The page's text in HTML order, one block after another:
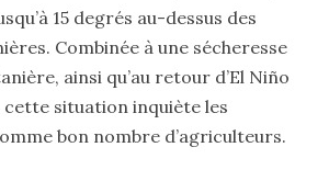
15 degrés au-dessus des
Combinée à une sécheresse
ainsi qu’au retour d’El Niño
cette situation inquiète les
bon nombre d’agriculteurs.